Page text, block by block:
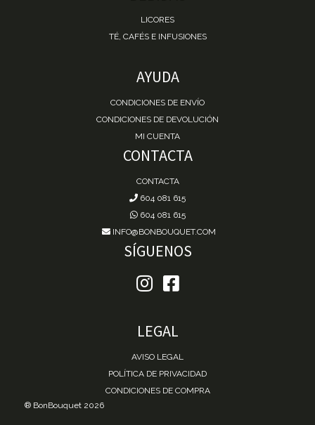
LICORES
TÉ, CAFÉS E INFUSIONES
AYUDA
CONDICIONES DE ENVÍO
CONDICIONES DE DEVOLUCIÓN
MI CUENTA
CONTACTA
CONTACTA
604 081 615
604 081 615
INFO@BONBOUQUET.COM
SÍGUENOS
LEGAL
AVISO LEGAL
POLÍTICA DE PRIVACIDAD
CONDICIONES DE COMPRA
® BonBouquet 2026